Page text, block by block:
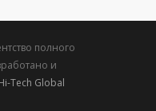
полного
и
Tech Global